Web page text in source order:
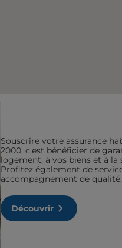
Souscrire votre assurance
2000, c'est bénéficier de
logement, à vos biens et à la
Profitez également de
accompagnement de qualité.
Découvrir